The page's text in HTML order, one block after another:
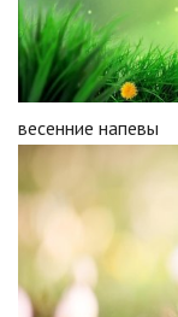
весенние напевы